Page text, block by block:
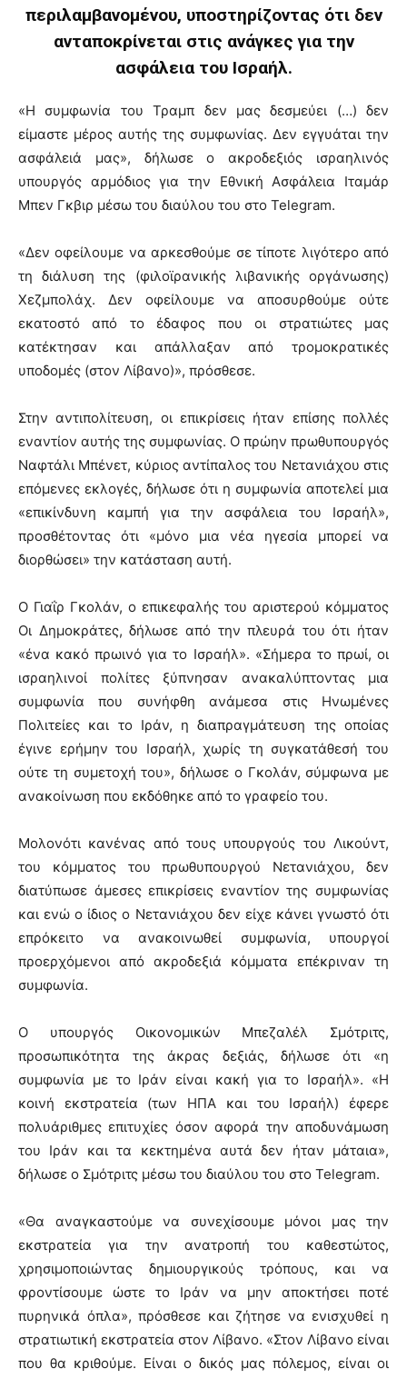
περιλαμβανομένου, υποστηρίζοντας ότι δεν
ανταποκρίνεται στις ανάγκες για την
ασφάλεια του Ισραήλ.
«Η συμφωνία του Τραμπ δεν μας δεσμεύει (…) δεν
είμαστε μέρος αυτής της συμφωνίας. Δεν εγγυάται την
ασφάλειά μας», δήλωσε ο ακροδεξιός ισραηλινός
υπουργός αρμόδιος για την Εθνική Ασφάλεια Ιταμάρ
Μπεν Γκβιρ μέσω του διαύλου του στο Telegram.
«Δεν οφείλουμε να αρκεσθούμε σε τίποτε λιγότερο από
τη διάλυση της (φιλοϊρανικής λιβανικής οργάνωσης)
Χεζμπολάχ. Δεν οφείλουμε να αποσυρθούμε ούτε
εκατοστό από το έδαφος που οι στρατιώτες μας
κατέκτησαν και απάλλαξαν από τρομοκρατικές
υποδομές (στον Λίβανο)», πρόσθεσε.
Στην αντιπολίτευση, οι επικρίσεις ήταν επίσης πολλές
εναντίον αυτής της συμφωνίας. Ο πρώην πρωθυπουργός
Ναφτάλι Μπένετ, κύριος αντίπαλος του Νετανιάχου στις
επόμενες εκλογές, δήλωσε ότι η συμφωνία αποτελεί μια
«επικίνδυνη καμπή για την ασφάλεια του Ισραήλ»,
προσθέτοντας ότι «μόνο μια νέα ηγεσία μπορεί να
διορθώσει» την κατάσταση αυτή.
Ο Γιαΐρ Γκολάν, ο επικεφαλής του αριστερού κόμματος
Οι Δημοκράτες, δήλωσε από την πλευρά του ότι ήταν
«ένα κακό πρωινό για το Ισραήλ». «Σήμερα το πρωί, οι
ισραηλινοί πολίτες ξύπνησαν ανακαλύπτοντας μια
συμφωνία που συνήφθη ανάμεσα στις Ηνωμένες
Πολιτείες και το Ιράν, η διαπραγμάτευση της οποίας
έγινε ερήμην του Ισραήλ, χωρίς τη συγκατάθεσή του
ούτε τη συμετοχή του», δήλωσε ο Γκολάν, σύμφωνα με
ανακοίνωση που εκδόθηκε από το γραφείο του.
Μολονότι κανένας από τους υπουργούς του Λικούντ,
του κόμματος του πρωθυπουργού Νετανιάχου, δεν
διατύπωσε άμεσες επικρίσεις εναντίον της συμφωνίας
και ενώ ο ίδιος ο Νετανιάχου δεν είχε κάνει γνωστό ότι
επρόκειτο να ανακοινωθεί συμφωνία, υπουργοί
προερχόμενοι από ακροδεξιά κόμματα επέκριναν τη
συμφωνία.
Ο υπουργός Οικονομικών Μπεζαλέλ Σμότριτς,
προσωπικότητα της άκρας δεξιάς, δήλωσε ότι «η
συμφωνία με το Ιράν είναι κακή για το Ισραήλ». «Η
κοινή εκστρατεία (των ΗΠΑ και του Ισραήλ) έφερε
πολυάριθμες επιτυχίες όσον αφορά την αποδυνάμωση
του Ιράν και τα κεκτημένα αυτά δεν ήταν μάταια»,
δήλωσε ο Σμότριτς μέσω του διαύλου του στο Telegram.
«Θα αναγκαστούμε να συνεχίσουμε μόνοι μας την
εκστρατεία για την ανατροπή του καθεστώτος,
χρησιμοποιώντας δημιουργικούς τρόπους, και να
φροντίσουμε ώστε το Ιράν να μην αποκτήσει ποτέ
πυρηνικά όπλα», πρόσθεσε και ζήτησε να ενισχυθεί η
στρατιωτική εκστρατεία στον Λίβανο. «Στον Λίβανο είναι
που θα κριθούμε. Είναι ο δικός μας πόλεμος, είναι οι